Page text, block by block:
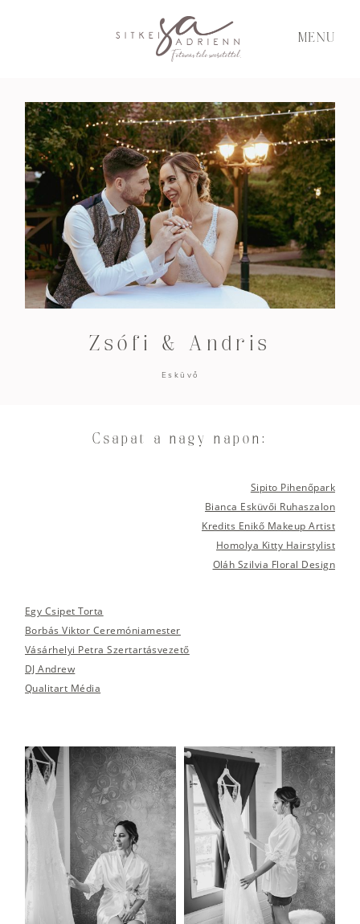
MENU
Zsófi & Andris
Esküvő
Csapat a nagy napon:
Sipito Pihenőpark
Bianca Esküvői Ruhaszalon
Kredits Enikő Makeup Artist
Homolya Kitty Hairstylist
Oláh Szilvia Floral Design
Egy Csipet Torta
Borbás Viktor Ceremóniamester
Vásárhelyi Petra Szertartásvezető
DJ Andrew
Qualitart Média